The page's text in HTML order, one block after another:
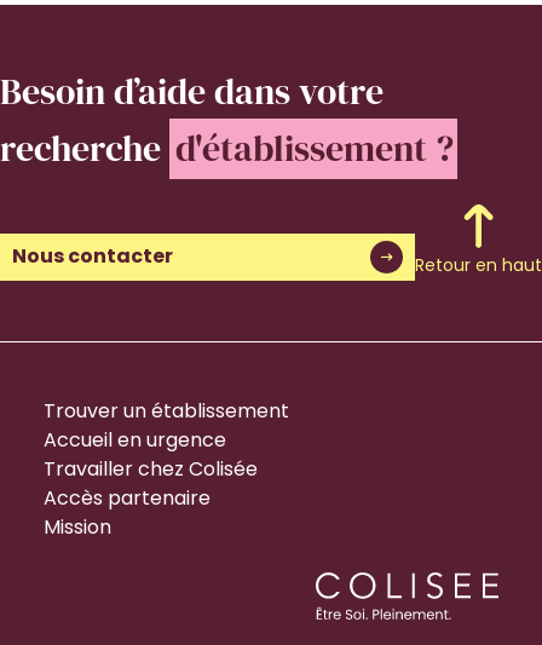
Besoin d’aidedans votre
recherche d'établissement ?
Nous contacter Retour en haut
Trouver un établissement
Accueil en urgence
Travailler chez Colisée
Accès partenaire
Mission